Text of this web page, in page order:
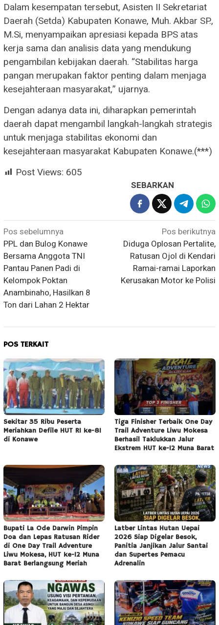
Dalam kesempatan tersebut, Asisten II Sekretariat
Daerah (Setda) Kabupaten Konawe, Muh. Akbar SP.,
M.Si, menyampaikan apresiasi kepada BPS atas
kerja sama dan analisis data yang mendukung
pengambilan kebijakan daerah. “Stabilitas harga
pangan merupakan faktor penting dalam menjaga
kesejahteraan masyarakat,” ujarnya.
Dengan adanya data ini, diharapkan pemerintah
daerah dapat mengambil langkah-langkah strategis
untuk menjaga stabilitas ekonomi dan
kesejahteraan masyarakat Kabupaten Konawe.(***)
Post Views: 605
SEBARKAN
Navigasi
pos
Pos sebelumnya
PPL dan Bulog Konawe
Bersama Anggota TNI
Pantau Panen Padi di
Kelompok Poktan
Anambinaho, Hasilkan 8
Ton dari Lahan 2 Hektar
Pos berikutnya
Diduga Oplosan Pertalite,
Ratusan Ojol di Kendari
Ramai-ramai Laporkan
Kerusakan Motor ke Polisi
POS TERKAIT
Sekitar 35 Ribu Peserta
Meriahkan Defile HUT RI ke-81
di Konawe
Tiga Finisher Terbaik One Day
Trail Adventure Liwu Mokesa
Berhasil Taklukkan Jalur
Ekstrem HUT ke-12 Muna Barat
Bupati La Ode Darwin Pimpin
Doa dan Lepas Ratusan Rider
di One Day Trail Adventure
Liwu Mokesa, HUT ke-12 Muna
Barat Berlangsung Meriah
Latber Lintas Hutan Uepai
2026 Siap Digelar Besok,
Panitia Janjikan Jalur Santai
dan Supertes Pemacu
Adrenalin